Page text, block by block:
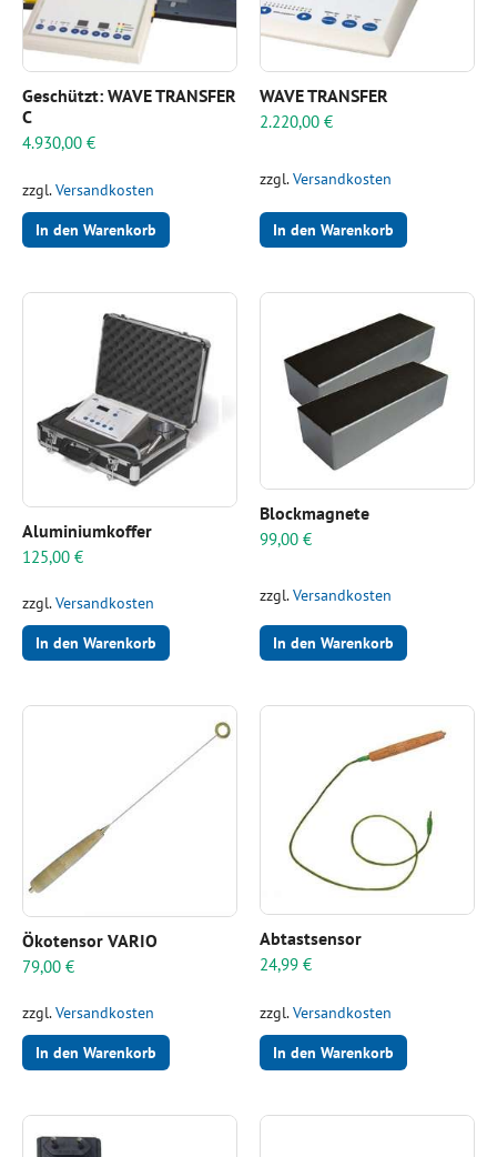
Geschützt: WAVE TRANSFER
C
4.930,00 €
zzgl.Versandkosten
In den Warenkorb
WAVE TRANSFER
2.220,00 €
zzgl.Versandkosten
In den Warenkorb
Aluminiumkoffer
125,00 €
zzgl.Versandkosten
In den Warenkorb
Blockmagnete
99,00 €
zzgl.Versandkosten
In den Warenkorb
Ökotensor VARIO
79,00 €
zzgl.Versandkosten
In den Warenkorb
Abtastsensor
24,99 €
zzgl.Versandkosten
In den Warenkorb